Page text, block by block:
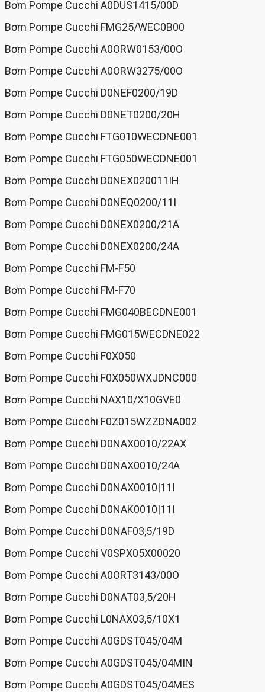
Bơm Pompe Cucchi A0DUS1415/00D
Bơm Pompe Cucchi FMG25/WEC0B00
Bơm Pompe Cucchi A0ORW0153/00O
Bơm Pompe Cucchi A0ORW3275/00O
Bơm Pompe Cucchi D0NEF0200/19D
Bơm Pompe Cucchi D0NET0200/20H
Bơm Pompe Cucchi FTG010WECDNE001
Bơm Pompe Cucchi FTG050WECDNE001
Bơm Pompe Cucchi D0NEX020011IH
Bơm Pompe Cucchi D0NEQ0200/11I
Bơm Pompe Cucchi D0NEX0200/21A
Bơm Pompe Cucchi D0NEX0200/24A
Bơm Pompe Cucchi FM-F50
Bơm Pompe Cucchi FM-F70
Bơm Pompe Cucchi FMG040BECDNE001
Bơm Pompe Cucchi FMG015WECDNE022
Bơm Pompe Cucchi F0X050
Bơm Pompe Cucchi F0X050WXJDNC000
Bơm Pompe Cucchi NAX10/X10GVE0
Bơm Pompe Cucchi F0Z015WZZDNA002
Bơm Pompe Cucchi D0NAX0010/22AX
Bơm Pompe Cucchi D0NAX0010/24A
Bơm Pompe Cucchi D0NAX0010|11I
Bơm Pompe Cucchi D0NAK0010|11I
Bơm Pompe Cucchi D0NAF03,5/19D
Bơm Pompe Cucchi V0SPX05X00020
Bơm Pompe Cucchi A0ORT3143/00O
Bơm Pompe Cucchi D0NAT03,5/20H
Bơm Pompe Cucchi L0NAX03,5/10X1
Bơm Pompe Cucchi A0GDST045/04M
Bơm Pompe Cucchi A0GDST045/04MIN
Bơm Pompe Cucchi A0GDST045/04MES